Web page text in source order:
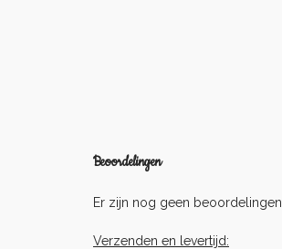
Beoordelingen
Er zijn nog geen beoordelingen.
Verzenden en levertijd: